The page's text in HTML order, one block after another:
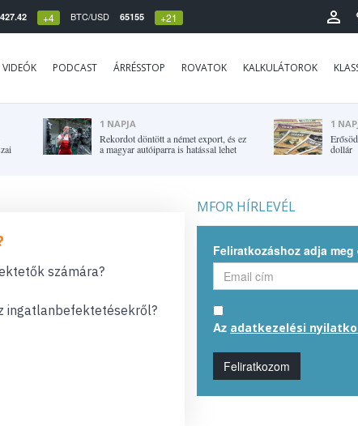
427.42 +4 BTC/USD 65155 +21
VIDEÓK PODCAST ÁRRÉSSTOP ROVATOK KALKULÁTOROK
1 NAPJA
Rekordot döntött a német export, és ez
a magyar autóiparra is hatással lehet
1
dollár
számára?
ingatlanbefektetésekről?
MFOR HÍRLEVÉL
Feliratkozáshoz adja meg
Az adatkezelési
Feliratkozom